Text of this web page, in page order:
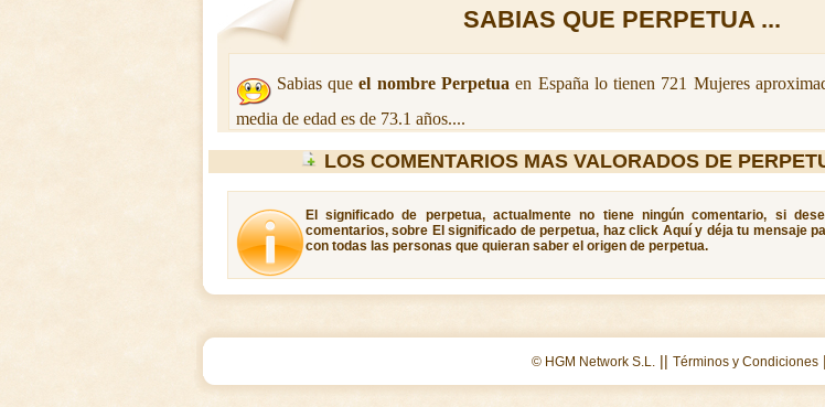
SABIAS QUE PERPETUA ...
Sabias queel nombre Perpetua en España lo tienen 721 Mujeres
media de edad es de 73.1 años....
LOS COMENTARIOS MAS VALORADOS DE
El significado de perpetua, actualmente no tiene ningún comentario, si
comentarios, sobre El significado de perpetua, haz click Aquí y déja tu mensaje
con todas las personas que quieran saber el origen de perpetua.
© HGM Network S.L. || Términos y Condiciones